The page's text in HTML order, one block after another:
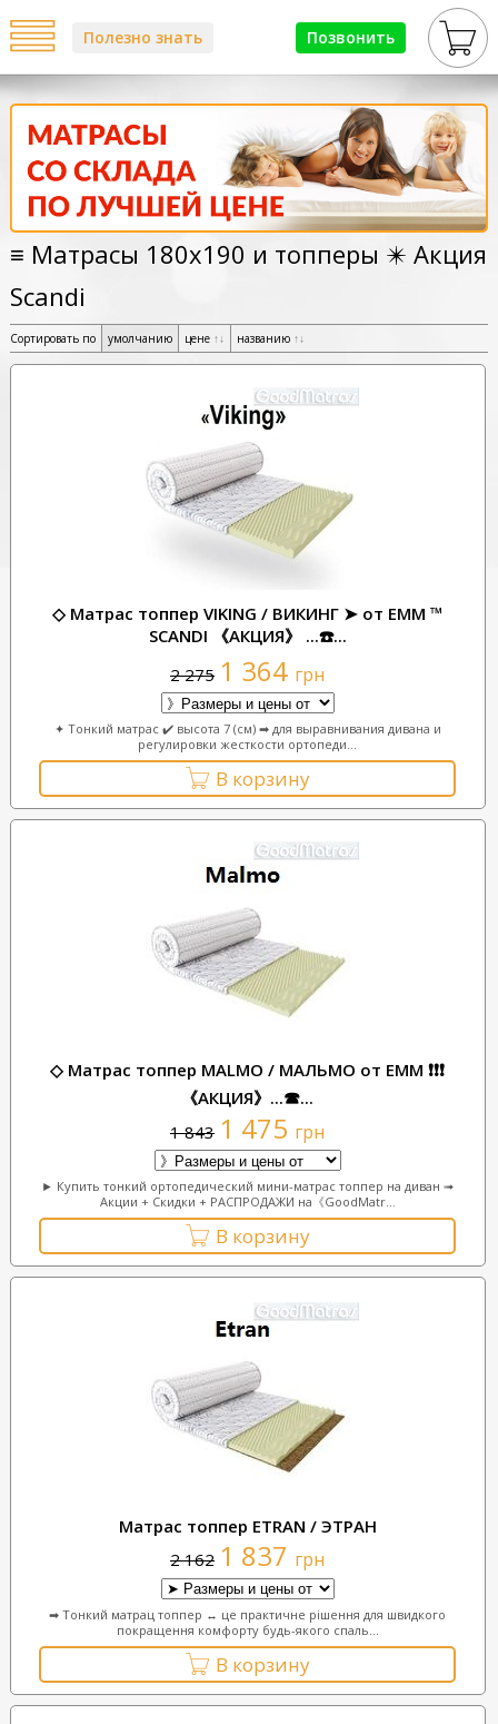
Позвонить
Полезно знать
≡ Матрасы 180х190 и топперы ✴️ Акция
Scandi
Сортировать по умолчанию цене ↑↓ названию ↑↓
◇ Матрас топпер VIKING / ВИКИНГ ➤ от ЕММ ™
SCANDI 《АКЦИЯ》 ...☎️...
2 275 1 364 грн
✦ Тонкий матрас ✔️ высота 7 (см) ➡ для выравнивания дивана и
регулировки жесткости ортопеди...
В корзину
◇ Матрас топпер MALMO / МАЛЬМО от ЕММ ❗❗❗
《АКЦИЯ》...☎...
1 843 1 475 грн
► Купить тонкий ортопедический мини-матрас топпер на диван ➟
Акции + Скидки + РАСПРОДАЖИ на《GoodMatr...
В корзину
Матрас топпер ETRAN / ЭТРАН
2 162 1 837 грн
➡ Тонкий матрац топпер ↔ це практичне рішення для швидкого
покращення комфорту будь-якого спаль...
В корзину